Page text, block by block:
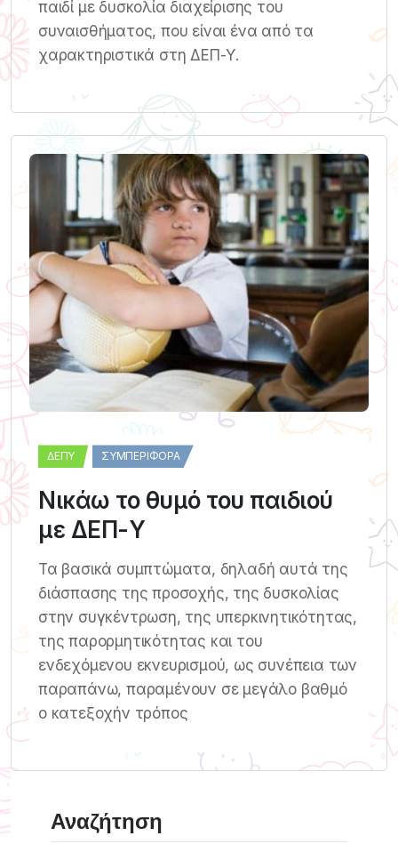
παιδί με δυσκολία διαχείρισης του
συναισθήματος, που είναι ένα από τα
χαρακτηριστικά στη ΔΕΠ-Υ.
ΔΕΠΥ ΣΥΜΠΕΡΙΦΟΡΆ
Νικάω το θυμό του παιδιού
με ΔΕΠ-Υ
Τα βασικά συμπτώματα, δηλαδή αυτά της
διάσπασης της προσοχής, της δυσκολίας
στην συγκέντρωση, της υπερκινητικότητας,
της παρορμητικότητας και του
ενδεχόμενου εκνευρισμού, ως συνέπεια των
παραπάνω, παραμένουν σε μεγάλο βαθμό
ο κατεξοχήν τρόπος
Αναζήτηση